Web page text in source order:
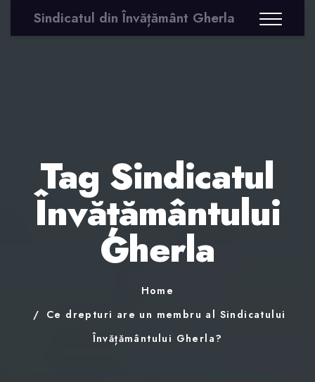
Sindicatul din Învățământ Gherla
Tag Sindicatul
Învățământului
Gherla
Home
Ce drepturi are un membru al Sindicatului
Învățământului Gherla?